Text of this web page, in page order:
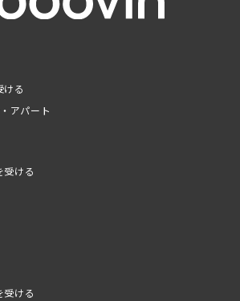
ける
アパート
受ける
受ける